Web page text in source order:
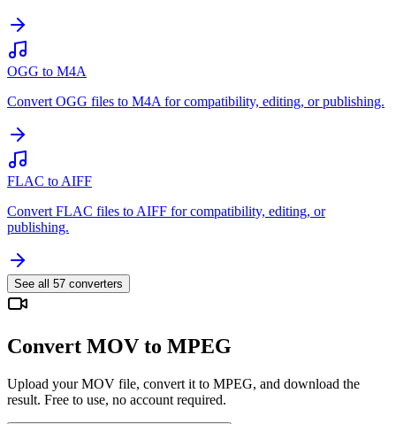
OGG to M4A
Convert OGG files to M4A for compatibility, editing, or publishing.
FLAC to AIFF
Convert FLAC files to AIFF for compatibility, editing, or
publishing.
See all 57 converters
Convert MOV to MPEG
Upload your MOV file, convert it to MPEG, and download the
result. Free to use, no account required.